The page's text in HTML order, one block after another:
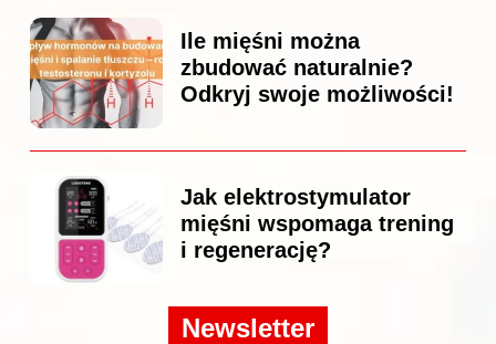
Ile mięśni można
zbudować naturalnie?
Odkryj swoje możliwości!
Jak elektrostymulator
mięśni wspomaga trening
i regenerację?
Newsletter